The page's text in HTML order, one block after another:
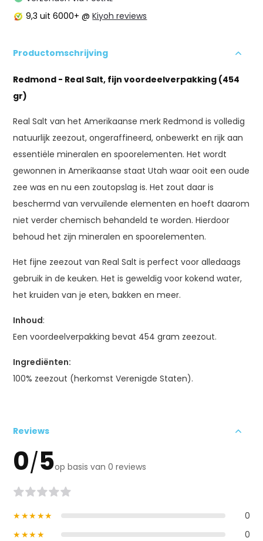
9,3 uit 6000+ @Kiyoh reviews
Productomschrijving
Redmond - Real Salt, fijn voordeelverpakking (454
gr)
Real Salt van het Amerikaanse merk Redmond is volledig
natuurlijk zeezout, ongeraffineerd, onbewerkt en rijk aan
essentiële mineralen en spoorelementen. Het wordt
gewonnen in Amerikaanse staat Utah waar ooit een oude
zee was en nu een zoutopslag is. Het zout daar is
beschermd van vervuilende elementen en hoeft daarom
niet verder chemisch behandeld te worden. Hierdoor
behoud het zijn mineralen en spoorelementen.
Het fijne zeezout van Real Salt is perfect voor alledaags
gebruik in de keuken. Het is geweldig voor kokend water,
het kruiden van je eten, bakken en meer.
Inhoud:
Een voordeelverpakking bevat 454 gram zeezout.
Ingrediënten:
100% zeezout (herkomst Verenigde Staten).
Reviews
0/5op basis van 0 reviews
★★★★★
0
★★★★
0